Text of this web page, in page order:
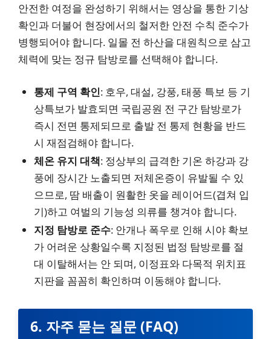
안전한 여정을 완성하기 위해서는 영상을 통한 기상
확인과 더불어 현장에서의 철저한 안전 수칙 준수가
병행되어야 합니다. 일몰 전 하산을 대원칙으로 삼고
체력에 맞는 정규 탐방로를 선택해야 합니다.
통제 구역 확인: 호우, 대설, 강풍, 태풍 특보 등 기
상특보가 발효되면 국립공원 전 구간 탐방로가
즉시 전면 통제되므로 출발 전 통제 현황을 반드
시 재점검해야 합니다.
체온 유지 대책: 정상부의 급격한 기온 하강과 강
풍에 장시간 노출되면 저체온증이 유발될 수 있
으므로, 땀 배출이 원활한 옷을 레이어드(겹쳐 입
기)하고 여벌의 기능성 의류를 챙겨야 합니다.
지정 탐방로 준수: 안개나 폭우로 인해 시야 확보
가 어려운 상황일수록 지정된 법정 탐방로를 절
대 이탈해서는 안 되며, 이정표와 다목적 위치표
지판을 꼼꼼히 확인하며 이동해야 합니다.
6. 자주 묻는 질문 (FAQ)